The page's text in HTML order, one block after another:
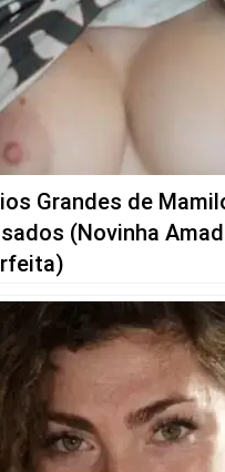
Grandes de
(Novinha